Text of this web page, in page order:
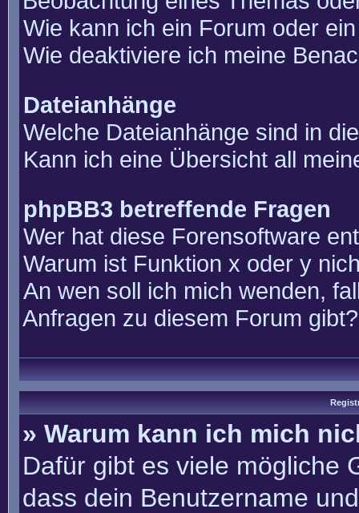
Wie kann ich ein Forum oder
Wie deaktiviere ich meine
Dateianhänge
Welche Dateianhänge sind in
Kann ich eine Übersicht all
phpBB3 betreffende Fragen
Wer hat diese Forensoftware
Warum ist Funktion x oder y
An wen soll ich mich wenden,
Anfragen zu diesem Forum gibt?
» Warum kann ich mich
Dafür gibt es viele mögliche
dass dein Benutzername